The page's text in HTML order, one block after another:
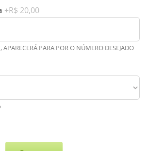
+R$ 20,00
PARA POR O NÚMERO DESEJADO